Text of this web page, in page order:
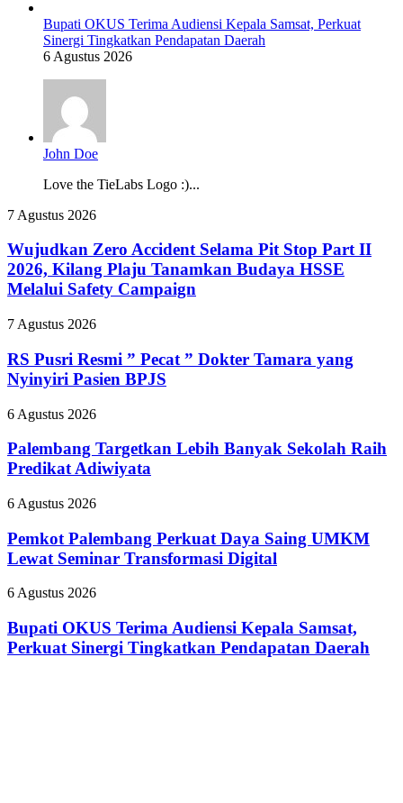
Bupati OKUS Terima Audiensi Kepala Samsat, Perkuat
Sinergi Tingkatkan Pendapatan Daerah
6 Agustus 2026
John Doe
Love the TieLabs Logo :)...
Wujudkan
Accident
Selama
Pit
Stop
II
Kilang
Plaju
Tanamkan
Budaya
HSSE
Melalui
Safety
Campaign
7 Agustus 2026
Wujudkan Zero Accident Selama Pit Stop Part II
2026, Kilang Plaju Tanamkan Budaya HSSE
Melalui Safety Campaign
RS
Resmi
”
Pecat
Dokter
yang
Nyinyiri
BPJS
7 Agustus 2026
RS Pusri Resmi ” Pecat ” Dokter Tamara yang
Nyinyiri Pasien BPJS
Palembang
Lebih
Banyak
Sekolah
Predikat
6 Agustus 2026
Palembang Targetkan Lebih Banyak Sekolah Raih
Predikat Adiwiyata
Pemkot
Perkuat
Daya
Saing
Lewat
Transformasi
Digital
6 Agustus 2026
Pemkot Palembang Perkuat Daya Saing UMKM
Lewat Seminar Transformasi Digital
Bupati
Terima
Audiensi
Kepala
6 Agustus 2026
Bupati OKUS Terima Audiensi Kepala Samsat,
Perkuat Sinergi Tingkatkan Pendapatan Daerah